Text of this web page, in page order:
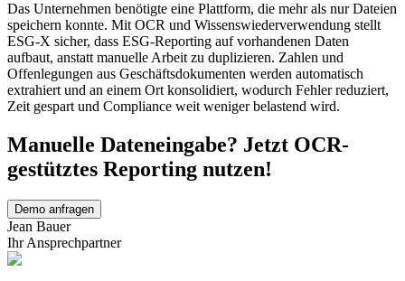
Das Unternehmen benötigte eine Plattform, die mehr als nur Dateien
speichern konnte. Mit OCR und Wissenswiederverwendung stellt
ESG-X sicher, dass ESG-Reporting auf vorhandenen Daten
aufbaut, anstatt manuelle Arbeit zu duplizieren. Zahlen und
Offenlegungen aus Geschäftsdokumenten werden automatisch
extrahiert und an einem Ort konsolidiert, wodurch Fehler reduziert,
Zeit gespart und Compliance weit weniger belastend wird.
Manuelle Dateneingabe? Jetzt OCR-
gestütztes Reporting nutzen!
Demo anfragen
Jean Bauer
Ihr Ansprechpartner